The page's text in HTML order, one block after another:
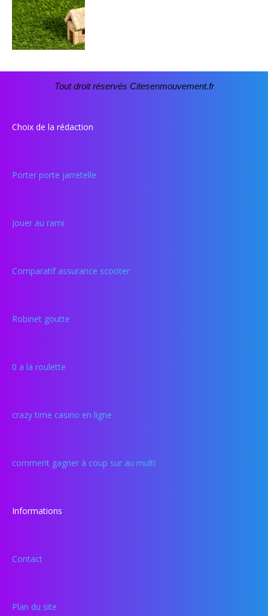
Tout droit réservés Citesenmouvement.fr
Choix de la rédaction
Porter porte jarretelle
Jouer au rami
Comparatif assurance scooter
Robinet goutte
0 a la roulette
crazy time casino en ligne
comment gagner à coup sur au multi
Informations
Contact
Plan du site